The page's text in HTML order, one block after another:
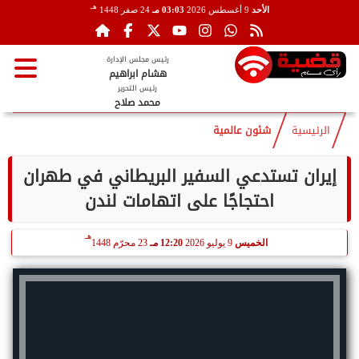
الأحد 03:03 مـ 24 صفر 1448 هـ
رئيس مجلس الإدارة
هشام ابراهيم
رئيس التحرير
محمد صلاح
الرئيسية شئون عالمية
إيران تستدعي السفير البريطاني في طهران
احتجاجًا على اتهامات لندن
الخميس 12:20 مـ 23 محرّم 1448
هـ